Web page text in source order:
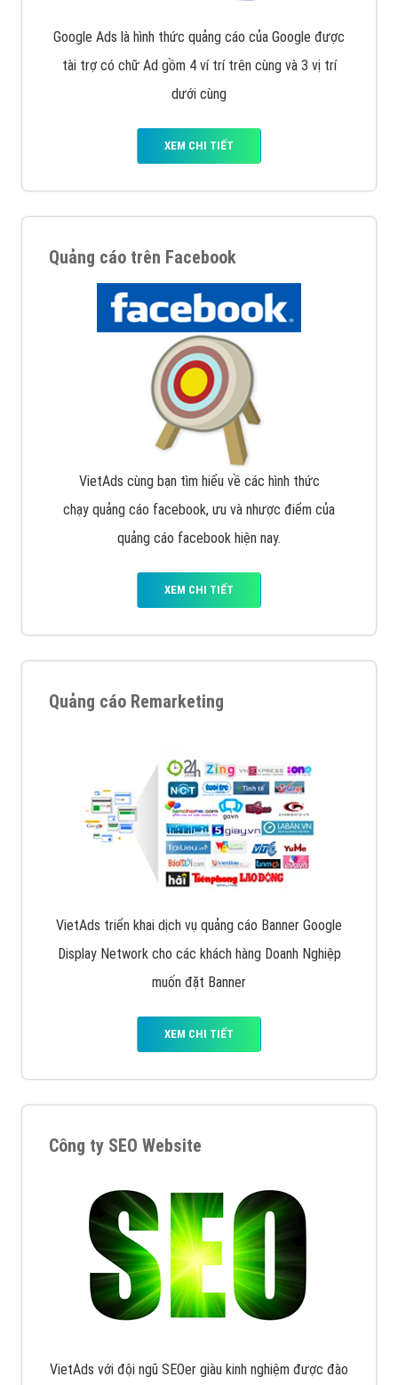
Google Ads là hình thức quảng cáo của Google được
tài trợ có chữ Ad gồm 4 ví trí trên cùng và 3 vị trí
dưới cùng
XEM CHI TIẾT
Quảng cáo trên Facebook
VietAds cùng bạn tìm hiểu về các hình thức
chạy quảng cáo facebook, ưu và nhược điểm của
quảng cáo facebook hiện nay.
XEM CHI TIẾT
Quảng cáo Remarketing
VietAds triển khai dịch vụ quảng cáo Banner Google
Display Network cho các khách hàng Doanh Nghiệp
muốn đặt Banner
XEM CHI TIẾT
Công ty SEO Website
VietAds với đội ngũ SEOer giàu kinh nghiệm được đào